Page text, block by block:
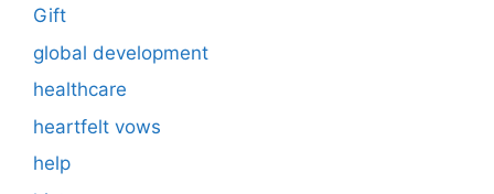
Gift
global development
healthcare
heartfelt vows
help